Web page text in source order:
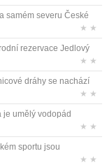
samém severu České
★ ★
rezervace Jedlový
★ ★
dráhy se nachází
★ ★
je umělý vodopád
★ ★
sportu jsou
★ ★